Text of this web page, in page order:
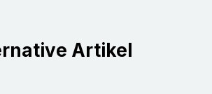
Artikel